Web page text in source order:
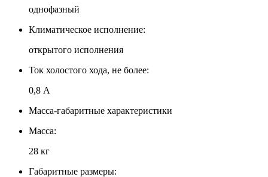
однофазный
Климатическое исполнение:
открытого исполнения
Ток холостого хода, не более:
0,8 А
Масса-габаритные характеристики
Масса:
28 кг
Габаритные размеры: